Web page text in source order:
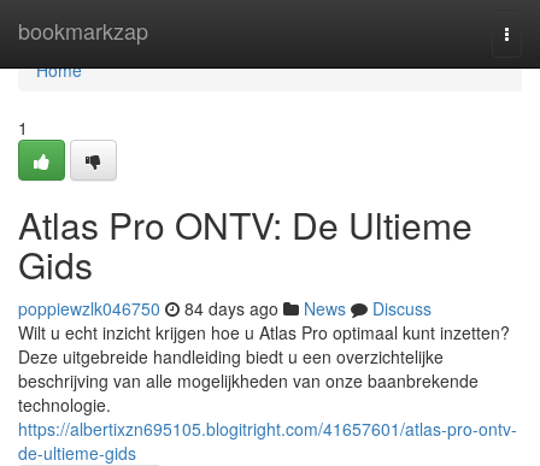
bookmarkzap
Home
Home
1
Atlas Pro ONTV: De Ultieme
Gids
poppiewzlk046750 84 days ago News
Discuss
Wilt u echt inzicht krijgen hoe u Atlas Pro optimaal kunt inzetten?
Deze uitgebreide handleiding biedt u een overzichtelijke
beschrijving van alle mogelijkheden van onze baanbrekende
technologie.
https://albertixzn695105.blogitright.com/41657601/atlas-pro-ontv-
de-ultieme-gids